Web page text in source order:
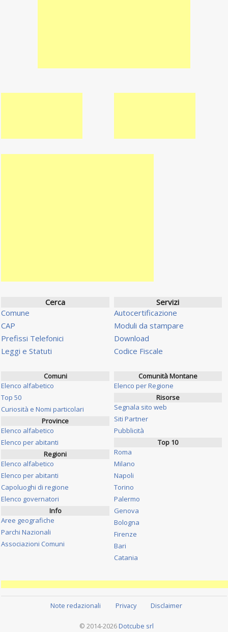
Cerca
Comune
CAP
Prefissi Telefonici
Leggi e Statuti
Servizi
Autocertificazione
Moduli da stampare
Download
Codice Fiscale
Comuni
Elenco alfabetico
Top 50
Curiosità e Nomi particolari
Province
Elenco alfabetico
Elenco per abitanti
Regioni
Elenco alfabetico
Elenco per abitanti
Capoluoghi di regione
Elenco governatori
Info
Aree geografiche
Parchi Nazionali
Associazioni Comuni
Comunità Montane
Elenco per Regione
Risorse
Segnala sito web
Siti Partner
Pubblicità
Top 10
Roma
Milano
Napoli
Torino
Palermo
Genova
Bologna
Firenze
Bari
Catania
Note redazionali Privacy Disclaimer
© 2014-2026 Dotcube srl